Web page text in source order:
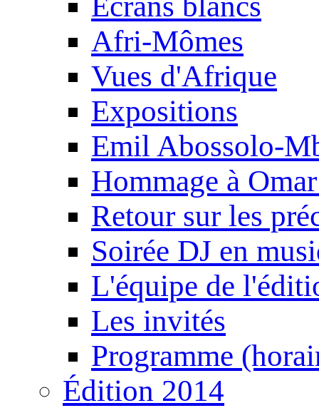
Afri-Mômes
Vues d'Afrique
Expositions
Emil Abossolo-
Hommage à
Retour sur les
Soirée DJ en
L'équipe de
Les invités
Programme
Édition 2014